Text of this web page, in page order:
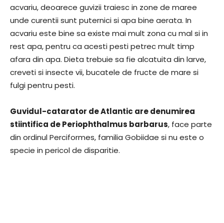
acvariu, deoarece guvizii traiesc in zone de maree
unde curentii sunt puternici si apa bine aerata. In
acvariu este bine sa existe mai mult zona cu mal si in
rest apa, pentru ca acesti pesti petrec mult timp
afara din apa. Dieta trebuie sa fie alcatuita din larve,
creveti si insecte vii, bucatele de fructe de mare si
fulgi pentru pesti.
Guvidul-catarator de Atlantic are denumirea
stiintifica de Periophthalmus barbarus, face parte
din ordinul Perciformes, familia Gobiidae si nu este o
specie in pericol de disparitie.